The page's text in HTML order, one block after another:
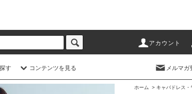
アカウント
す コンテンツを見る メルマガ
ホーム > キャバドレス・